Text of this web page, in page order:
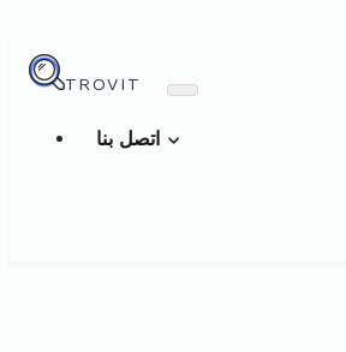
TROVIT